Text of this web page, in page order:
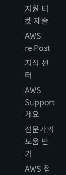
지원 티
켓 제출
AWS
re:Post
지식 센
터
AWS
Support
개요
전문가의
도움 받
기
AWS 접